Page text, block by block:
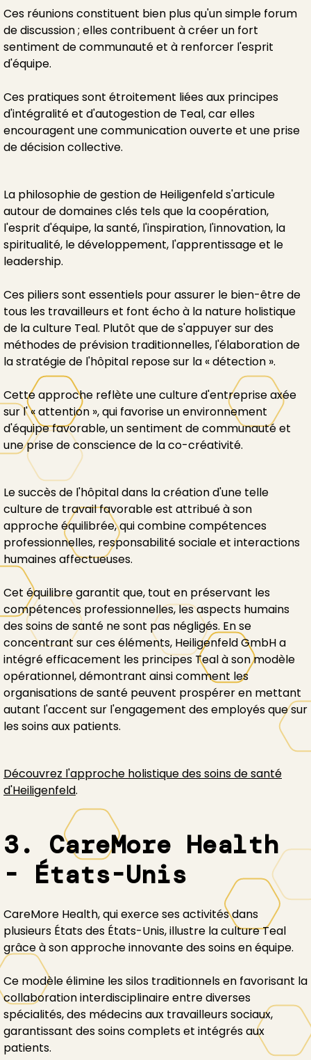
Ces réunions constituent bien plus qu'un simple forum
de discussion ; elles contribuent à créer un fort
sentiment de communauté et à renforcer l'esprit
d'équipe.
Ces pratiques sont étroitement liées aux principes
d'intégralité et d'autogestion de Teal, car elles
encouragent une communication ouverte et une prise
de décision collective.
La philosophie de gestion de Heiligenfeld s'articule
autour de domaines clés tels que la coopération,
l'esprit d'équipe, la santé, l'inspiration, l'innovation, la
spiritualité, le développement, l'apprentissage et le
leadership.
Ces piliers sont essentiels pour assurer le bien-être de
tous les travailleurs et font écho à la nature holistique
de la culture Teal. Plutôt que de s'appuyer sur des
méthodes de prévision traditionnelles, l'élaboration de
la stratégie de l'hôpital repose sur la « détection ».
Cette approche reflète une culture d'entreprise axée
sur l' « attention », qui favorise un environnement
d'équipe favorable, un sentiment de communauté et
une prise de conscience de la co-créativité.
Le succès de l'hôpital dans la création d'une telle
culture de travail favorable est attribué à son
approche équilibrée, qui combine compétences
professionnelles, responsabilité sociale et interactions
humaines affectueuses.
Cet équilibre garantit que, tout en préservant les
compétences professionnelles, les aspects humains
des soins de santé ne sont pas négligés. En se
concentrant sur ces éléments, Heiligenfeld GmbH a
intégré efficacement les principes Teal à son modèle
opérationnel, démontrant ainsi comment les
organisations de santé peuvent prospérer en mettant
autant l'accent sur l'engagement des employés que sur
les soins aux patients.
Découvrez l'approche holistique des soins de santé
d'Heiligenfeld.
3. CareMore Health
- États-Unis
CareMore Health, qui exerce ses activités dans
plusieurs États des États-Unis, illustre la culture Teal
grâce à son approche innovante des soins en équipe.
Ce modèle élimine les silos traditionnels en favorisant la
collaboration interdisciplinaire entre diverses
spécialités, des médecins aux travailleurs sociaux,
garantissant des soins complets et intégrés aux
patients.